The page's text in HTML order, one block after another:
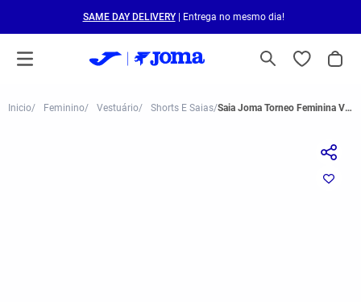
SAME DAY DELIVERY| Entrega no mesmo dia!
Feminino Vestuário Shorts E Saias Saia Joma Torneo Feminina Vermelha